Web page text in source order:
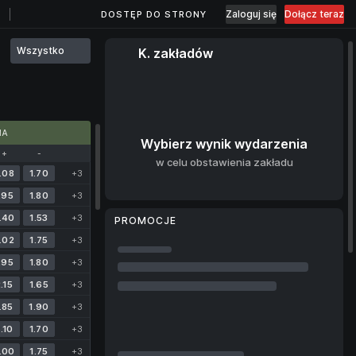
DOSTĘP DO STRONY Zaloguj się Dołącz teraz
Wszystko
+ -
1.70
+3
1.80
+3
1.53
+3
1.75
+3
1.80
+3
1.65
+3
1.90
+3
1.70
+3
1.75
+3
K. zakładów
Wybierz wynik wydarzenia
w celu obstawienia zakładu
PROMOCJE